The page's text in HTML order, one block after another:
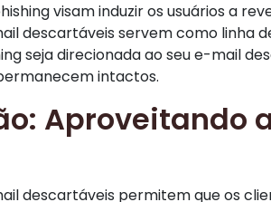
visam induzir os usuários a
descartáveis servem como linha
seja direcionada ao seu e-mail
intactos.
Aproveitando
descartáveis permitem que os